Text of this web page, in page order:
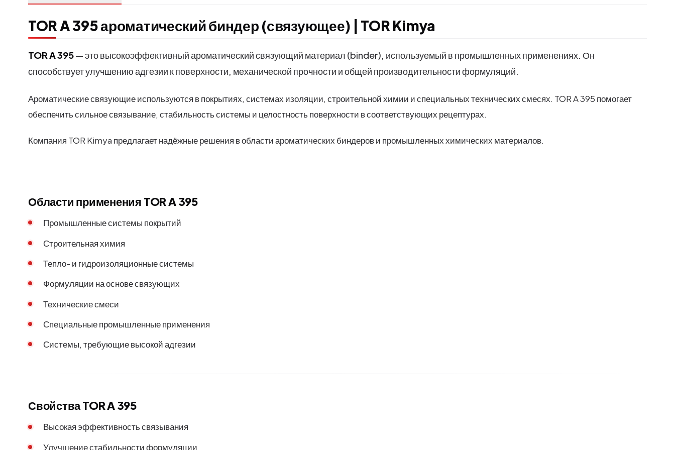
TOR A 395 ароматический биндер (связующее) | TOR Kimya
TOR A 395— это высокоэффективный ароматический связующий материал (binder), используемый в промышленных применениях. Он
способствует улучшению адгезии к поверхности, механической прочности и общей производительности формуляций.
Ароматические связующие используются в покрытиях, системах изоляции, строительной химии и специальных технических смесях. TOR A 395 помогает
обеспечить сильное связывание, стабильность системы и целостность поверхности в соответствующих рецептурах.
Компания TOR Kimya предлагает надёжные решения в области ароматических биндеров и промышленных химических материалов.
Области применения TOR A 395
Промышленные системы покрытий
Строительная химия
Тепло- и гидроизоляционные системы
Формуляции на основе связующих
Технические смеси
Специальные промышленные применения
Системы, требующие высокой адгезии
Свойства TOR A 395
Высокая эффективность связывания
Улучшение стабильности формуляции